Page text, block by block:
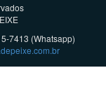
7413 (Whatsapp)